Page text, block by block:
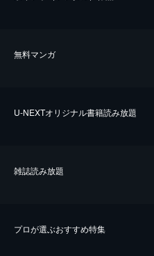
無料マンガ
U-NEXTオリジナル書籍読み放題
雑誌読み放題
プロが選ぶおすすめ特集